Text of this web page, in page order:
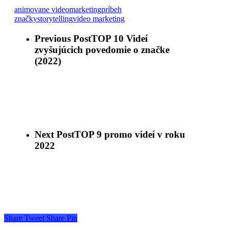
animovane videomarketingpríbeh
značkystorytellingvideo marketing
Previous PostTOP 10 Videí
zvyšujúcich povedomie o značke
(2022)
Next PostTOP 9 promo videí v roku
2022
Share Tweet Share Pin